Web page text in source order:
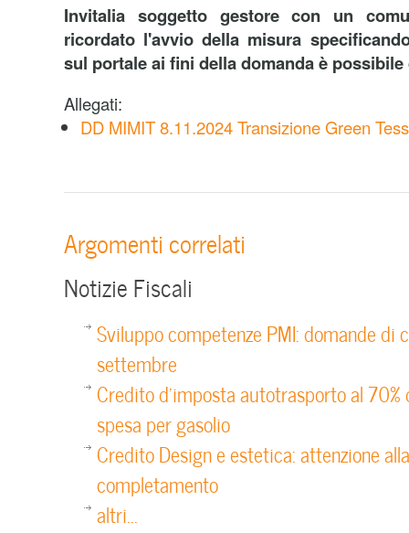
Invitalia soggetto gestore con un
ricordato l'avvio della misura
sul portale ai fini della domanda è possibile
Allegati:
DD MIMIT 8.11.2024 Transizione Green
Argomenti correlati
Notizie Fiscali
Sviluppo competenze PMI: domande di
settembre
Credito d’imposta autotrasporto al
spesa per gasolio
Credito Design e estetica: attenzione
completamento
altri...